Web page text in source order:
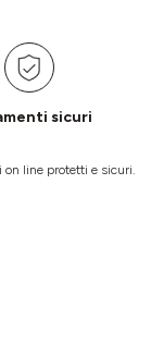
sicuri
on line protetti e sicuri.